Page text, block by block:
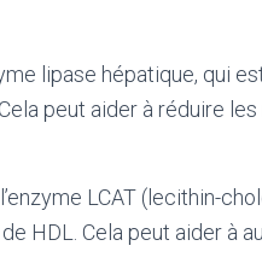
lipase hépatique, qui
peut aider à réduire les
LCAT (lecithin-
HDL. Cela peut aider à